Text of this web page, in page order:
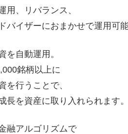
用、リバランス、
バイザーにおまかせで運用可能
を自動運用。
銘柄以上に
を行うことで、
長を資産に取り入れられます。
融アルゴリズムで